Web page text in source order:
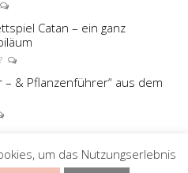
Catan – ein ganz
– & Pflanzenführer“ aus dem
|Theme:Master
um das Nutzungserlebnis